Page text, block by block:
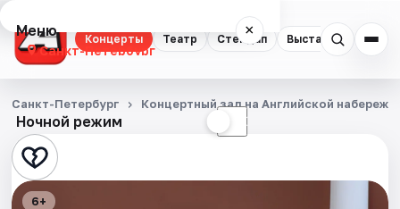
Концерты Театр Стендап Выставки
Меню ×
Санкт-Петербург
Концерты
Театр
Стендап
Ночной режим ☾
Санкт-Петербург Концертный зал на Английской
6+